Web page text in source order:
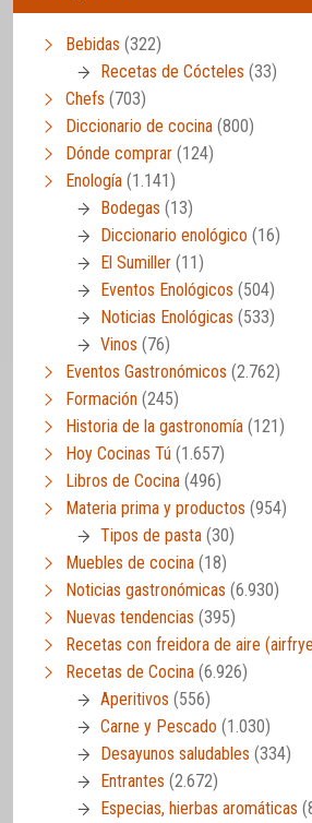
Bebidas (322)
Recetas de Cócteles (33)
Chefs (703)
Diccionario de cocina (800)
Dónde comprar (124)
Enología (1.141)
Bodegas (13)
Diccionario enológico (16)
El Sumiller (11)
Eventos Enológicos (504)
Noticias Enológicas (533)
Vinos (76)
Eventos Gastronómicos (2.762)
Formación (245)
Historia de la gastronomía (121)
Hoy Cocinas Tú (1.657)
Libros de Cocina (496)
Materia prima y productos (954)
Tipos de pasta (30)
Muebles de cocina (18)
Noticias gastronómicas (6.930)
Nuevas tendencias (395)
Recetas con freidora de aire
Recetas de Cocina (6.926)
Aperitivos (556)
Carne y Pescado (1.030)
Desayunos saludables (334)
Entrantes (2.672)
Especias, hierbas aromáticas